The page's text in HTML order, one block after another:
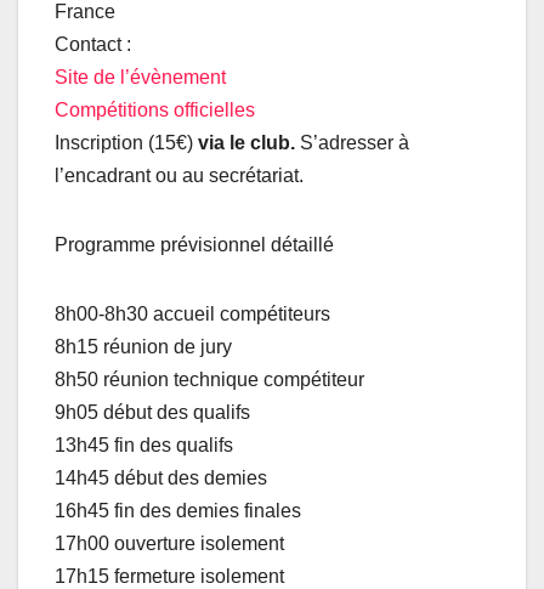
France
Contact :
Site de l’évènement
Compétitions officielles
Inscription (15€) via le club. S’adresser à
l’encadrant ou au secrétariat.
Programme prévisionnel détaillé
8h00-8h30 accueil compétiteurs
8h15 réunion de jury
8h50 réunion technique compétiteur
9h05 début des qualifs
13h45 fin des qualifs
14h45 début des demies
16h45 fin des demies finales
17h00 ouverture isolement
17h15 fermeture isolement